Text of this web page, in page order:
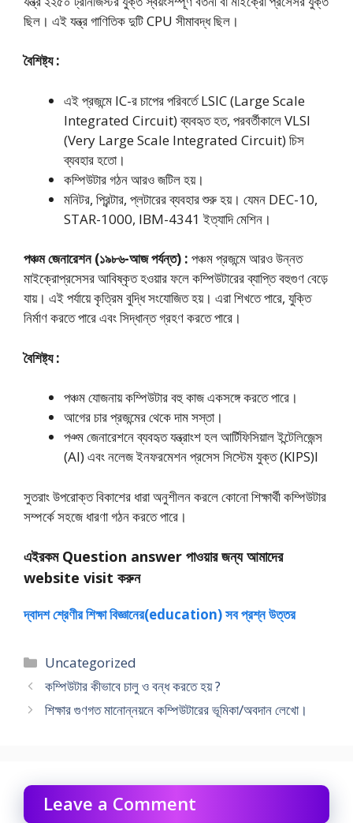
ছিল। এই যন্ত্র গাণিতিক দুটি CPU সীমাবদ্ধ ছিল।
বৈশিষ্ট্য :
এই প্রজন্মে IC-র চাপের পরিবর্তে LSIC (Large Scale
Integrated Circuit) ব্যবহৃত হত, পরবর্তীকালে VLSI
(Very Large Scale Integrated Circuit) চিস
ব্যবহার হতো।
কম্পিউটার গঠন আরও জটিল হয়।
মনিটর, প্রিন্টার, প্লটারের ব্যবহার শুরু হয়। যেমন DEC-10,
STAR-1000, IBM-4341 ইত্যাদি মেশিন।
পঞ্চম জেনারেশন (১৯৮৬-আজ পর্যন্ত) : পঞ্চম প্রজন্মে আরও উন্নত
মাইক্রোপ্রসেসর আবিষ্কৃত হওয়ার ফলে কম্পিউটারের ব্যাপ্তি বহুগুণ বেড়ে
যায়। এই পর্যায়ে কৃত্রিম বুদ্ধি সংযােজিত হয়। এরা শিখতে পারে, যুক্তি
নির্মাণ করতে পারে এবং সিদ্ধান্ত গ্রহণ করতে পারে।
বৈশিষ্ট্য :
পঞ্চম যোজনায় কম্পিউটার বহু কাজ একসঙ্গে করতে পারে।
আগের চার প্রজন্মের থেকে দাম সস্তা।
পঞ্ম জেনারেশনে ব্যবহৃত যন্ত্রাংশ হল আর্টিফিসিয়াল ইন্টেলিজেন্স
(AI) এবং নলেজ ইনফরমেশন প্রসেস সিস্টেম যুক্ত (KIPS)I
সুতরাং উপরােক্ত বিকাশের ধারা অনুশীলন করলে কোনাে শিক্ষার্থী কম্পিউটার
সম্পর্কে সহজে ধারণা গঠন করতে পারে।
এইরকম Question answer পাওয়ার জন্য আমাদের
website visit করুন
দ্বাদশ শ্রেণীর শিক্ষা বিজ্ঞানের(education) সব প্রশ্ন উত্তর
Categories
Uncategorized
কম্পিউটার কীভাবে চালু ও বন্ধ করতে হয় ?
শিক্ষার গুণগত মানােন্নয়নে কম্পিউটারের ভূমিকা/অবদান লেখো।
Leave a Comment